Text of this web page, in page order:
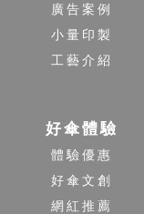
廣告案例
小量印製
工藝介紹
好傘體驗
體驗優惠
好傘文創
網紅推薦